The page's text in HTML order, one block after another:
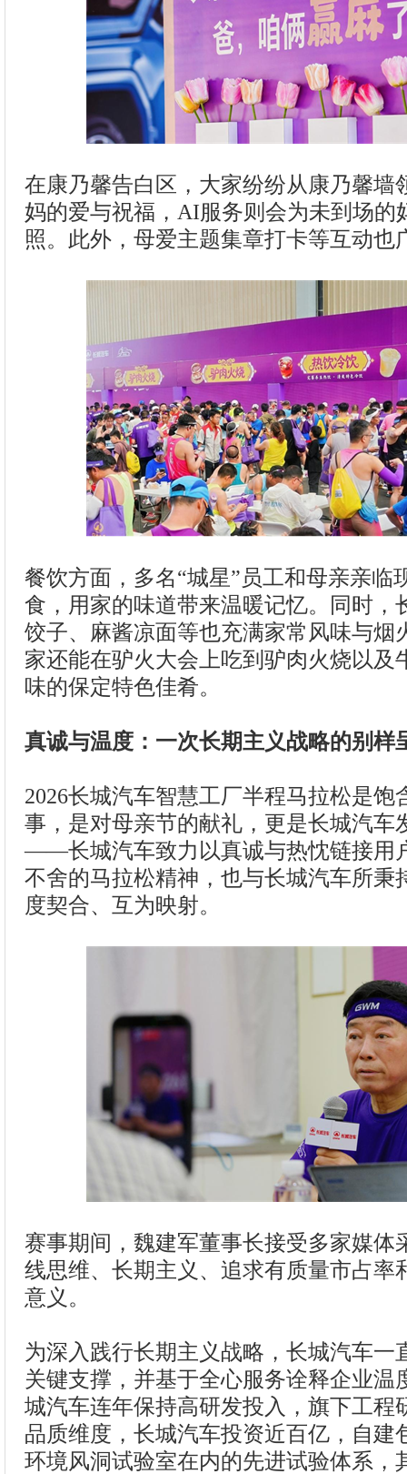
在康乃馨告白区，大家纷纷从康乃馨墙
妈的爱与祝福，AI服务则会为未到场的
照。此外，母爱主题集章打卡等互动也
餐饮方面，多名“城星”员工和母亲亲临
食，用家的味道带来温暖记忆。同时，
饺子、麻酱凉面等也充满家常风味与烟
家还能在驴火大会上吃到驴肉火烧以及
味的保定特色佳肴。
真诚与温度：一次长期主义战略的别样
2026长城汽车智慧工厂半程马拉松是饱
事，是对母亲节的献礼，更是长城汽车
——长城汽车致力以真诚与热忱链接用
不舍的马拉松精神，也与长城汽车所秉
度契合、互为映射。
赛事期间，魏建军董事长接受多家媒体
线思维、长期主义、追求有质量市占率
意义。
为深入践行长期主义战略，长城汽车一
关键支撑，并基于全心服务诠释企业温
城汽车连年保持高研发投入，旗下工程
品质维度，长城汽车投资近百亿，自建
环境风洞试验室在内的先进试验体系，